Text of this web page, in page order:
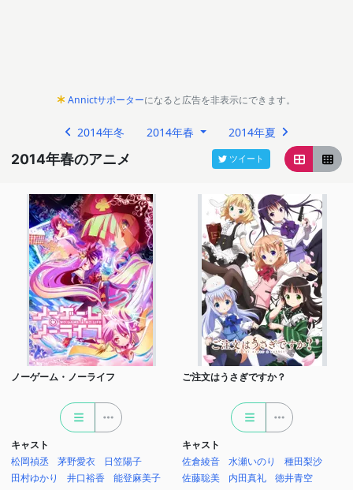
Annictサポーターになると広告を非表示にできます。
2014年冬 2014年春 2014年夏
2014年春のアニメ ツイート
ノーゲーム・ノーライフ
キャスト
松岡禎丞
茅野愛衣
日笠陽子
田村ゆかり
井口裕香
能登麻美子
ご注文はうさぎですか？
キャスト
佐倉綾音
水瀬いのり
種田梨沙
佐藤聡美
内田真礼
徳井青空